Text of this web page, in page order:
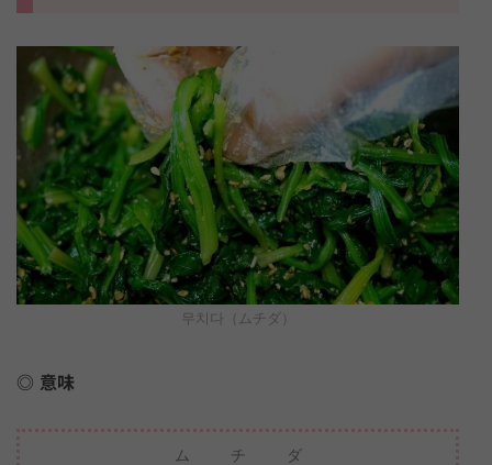
무치다（ムチダ）
意味
ムチダ